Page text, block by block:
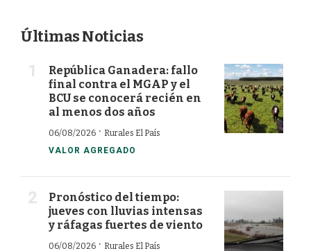
Últimas Noticias
República Ganadera: fallo
final contra el MGAP y el
BCU se conocerá recién en
al menos dos años
06/08/2026 · Rurales El País
VALOR AGREGADO
Pronóstico del tiempo:
jueves con lluvias intensas
y ráfagas fuertes de viento
06/08/2026 · Rurales El País